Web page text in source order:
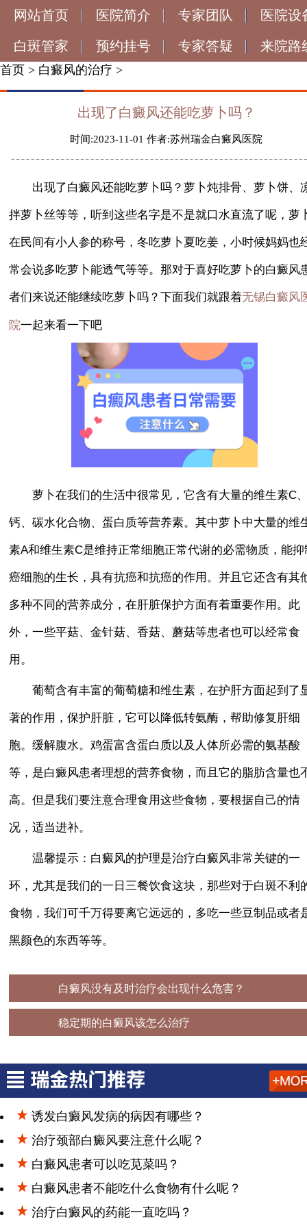
网站首页 医院简介 专家团队 医院设
白斑管家 预约挂号 专家答疑 来院路
首页 > 白癜风的治疗 >
出现了白癜风还能吃萝卜吗？
时间:2023-11-01 作者:苏州瑞金白癜风医院
出现了白癜风还能吃萝卜吗？萝卜炖排骨、萝卜饼、
拌萝卜丝等等，听到这些名字是不是就口水直流了呢，萝
在民间有小人参的称号，冬吃萝卜夏吃姜，小时候妈妈也
常会说多吃萝卜能透气等等。那对于喜好吃萝卜的白癜风
者们来说还能继续吃萝卜吗？下面我们就跟着无锡白癜风
院一起来看一下吧
萝卜在我们的生活中很常见，它含有大量的维生素C
钙、碳水化合物、蛋白质等营养素。其中萝卜中大量的维
素A和维生素C是维持正常细胞正常代谢的必需物质，能抑
癌细胞的生长，具有抗癌和抗癌的作用。并且它还含有其
多种不同的营养成分，在肝脏保护方面有着重要作用。此
外，一些平菇、金针菇、香菇、蘑菇等患者也可以经常食
用。
葡萄含有丰富的葡萄糖和维生素，在护肝方面起到了
著的作用，保护肝脏，它可以降低转氨酶，帮助修复肝细
胞。缓解腹水。鸡蛋富含蛋白质以及人体所必需的氨基酸
等，是白癜风患者理想的营养食物，而且它的脂肪含量也
高。但是我们要注意合理食用这些食物，要根据自己的情
况，适当进补。
温馨提示：白癜风的护理是治疗白癜风非常关键的一
环，尤其是我们的一日三餐饮食这块，那些对于白斑不利
食物，我们可千万得要离它远远的，多吃一些豆制品或者
黑颜色的东西等等。
白癜风没有及时治疗会出现什么危害？
稳定期的白癜风该怎么治疗
诱发白癜风发病的病因有哪些？
治疗颈部白癜风要注意什么呢？
白癜风患者可以吃苋菜吗？
白癜风患者不能吃什么食物有什么呢？
治疗白癜风的药能一直吃吗？